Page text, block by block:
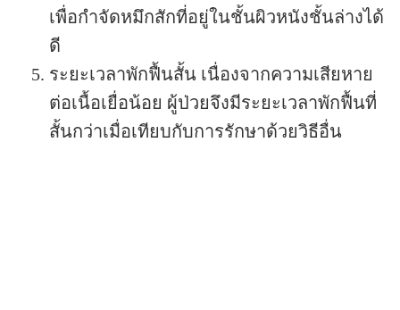
เพื่อกำจัดหมึกสักที่อยู่ในชั้นผิวหนังชั้นล่างได้
ดี
ระยะเวลาพักฟื้นสั้น เนื่องจากความเสียหาย
ต่อเนื้อเยื่อน้อย ผู้ป่วยจึงมีระยะเวลาพักฟื้นที่
สั้นกว่าเมื่อเทียบกับการรักษาด้วยวิธีอื่น